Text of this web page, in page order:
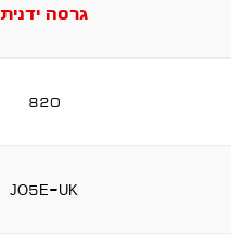
גרסה ידנית
820
jo5e-uk